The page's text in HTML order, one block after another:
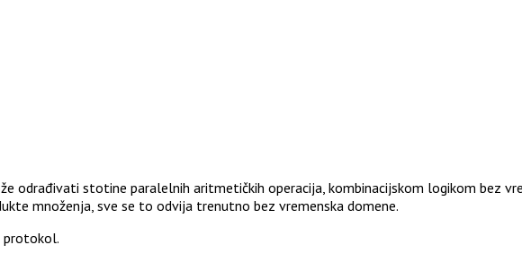
odrađivati stotine paralelnih aritmetičkih operacija, kombinacijskom logikom bez
množenja, sve se to odvija trenutno bez vremenska domene.
protokol.